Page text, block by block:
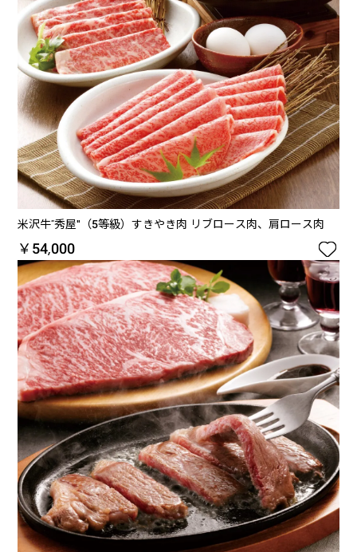
米沢牛“秀屋"（5等級）すきやき肉 リブロース肉、肩ロース肉
￥54,000 